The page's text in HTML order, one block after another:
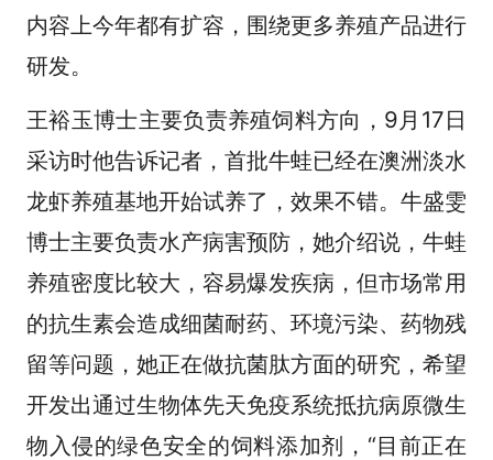
内容上今年都有扩容，围绕更多养殖产品进行
研发。
王裕玉博士主要负责养殖饲料方向，9月17日
采访时他告诉记者，首批牛蛙已经在澳洲淡水
龙虾养殖基地开始试养了，效果不错。牛盛雯
博士主要负责水产病害预防，她介绍说，牛蛙
养殖密度比较大，容易爆发疾病，但市场常用
的抗生素会造成细菌耐药、环境污染、药物残
留等问题，她正在做抗菌肽方面的研究，希望
开发出通过生物体先天免疫系统抵抗病原微生
物入侵的绿色安全的饲料添加剂，“目前正在